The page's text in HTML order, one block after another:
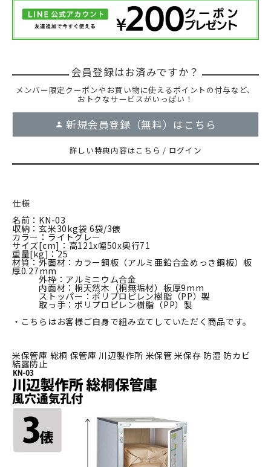
メンバー限定クーポンやお買い物に使えるポイントの付与など、
おトクなサービスがいっぱい！
新規会員登録（無料）はこちら
詳しい特典内容はこちら / ログイン
仕様
名前：KN-03
収納：玄米30kg袋 6袋/3俵
カラー：ライトグレー
サイズ[cm]：高121x幅50x奥行71
重量[kg]：25
材質：外面材：カラー鋼板（アルミ亜鉛合金めっき鋼板）板
厚0.27mm
外枠：アルミニウム合金
内面材：桐天然木（桐無垢材）板厚9mm
ストッパー：ポリプロピレン樹脂（PP）製
取っ手：ポリプロピレン樹脂（PP）製
・こちらはお客様ご自身で組み立てしていただく商品です。
米保管庫 総桐 保管庫 川辺製作所 米保管 米保存 防湿 防カビ
結露防止